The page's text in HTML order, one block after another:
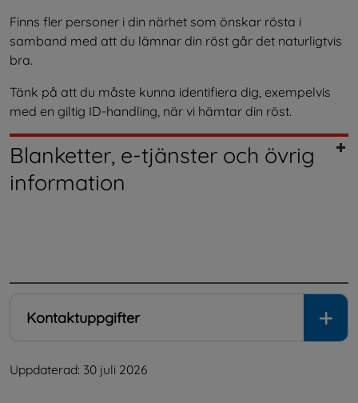
Finns fler personer i din närhet som önskar rösta i
samband med att du lämnar din röst går det naturligtvis
bra.
Tänk på att du måste kunna identifiera dig, exempelvis
med en giltig ID-handling, när vi hämtar din röst.
Blanketter, e-tjänster och övrig
information
Kontaktuppgifter
Uppdaterad: 30 juli 2026